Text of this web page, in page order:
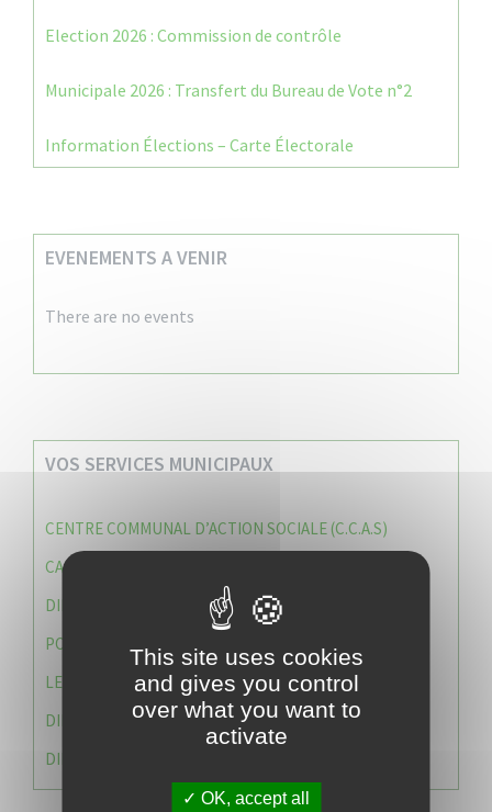
Election 2026 : Commission de contrôle
Municipale 2026 : Transfert du Bureau de Vote n°2
Information Élections – Carte Électorale
EVENEMENTS A VENIR
There are no events
VOS SERVICES MUNICIPAUX
CENTRE COMMUNAL D’ACTION SOCIALE (C.C.A.S)
CAISSE DES ÉCOLES
DIRECTION DES SERVICES TECHNIQUES
POLICE MUNICIPALE
LE CABINET DU MAIRE
DIRECTION DES RESSOURCES ET MOYENS
DIRECTION DU DEVELLOPPEMENT URBAIN DURABL
This site uses cookies
and gives you control
over what you want to
activate
OK, accept all